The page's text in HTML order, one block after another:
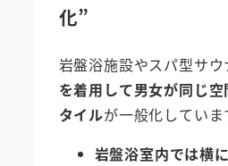
化”
岩盤浴施設やスパ型サウ
を着用して男女が同じ
タイルが一般化していま
岩盤浴室内では横